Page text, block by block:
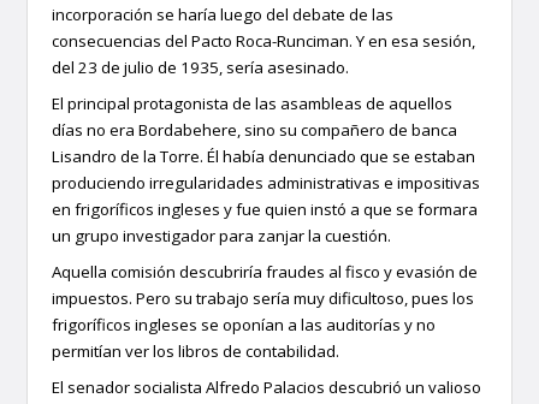
incorporación se haría luego del debate de las
consecuencias del Pacto Roca-Runciman. Y en esa sesión,
del 23 de julio de 1935, sería asesinado.
El principal protagonista de las asambleas de aquellos
días no era Bordabehere, sino su compañero de banca
Lisandro de la Torre. Él había denunciado que se estaban
produciendo irregularidades administrativas e impositivas
en frigoríficos ingleses y fue quien instó a que se formara
un grupo investigador para zanjar la cuestión.
Aquella comisión descubriría fraudes al fisco y evasión de
impuestos. Pero su trabajo sería muy dificultoso, pues los
frigoríficos ingleses se oponían a las auditorías y no
permitían ver los libros de contabilidad.
El senador socialista Alfredo Palacios descubrió un valioso